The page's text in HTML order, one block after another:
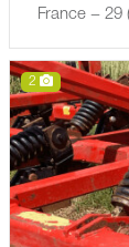
France − 29
2